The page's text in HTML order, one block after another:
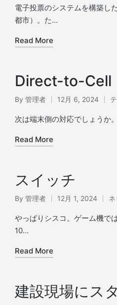
by
in
電子投票のシステムを構築し
都市）。た…
Read More
Direct-to-Cell
Posted
by
By 管理者 12月 6, 2024
in
次は端末側の対応でしょう
Read More
スイッチ
Posted
by
By 管理者 12月 1, 2024
in
やっぱりシスコ。ゲーム機で
10…
Read More
建設現場にス